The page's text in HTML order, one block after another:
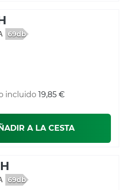
69db
incluido 19,85 €
A LA CESTA
69db